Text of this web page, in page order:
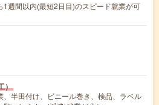
1週間以内(最短2日目)のスピード就業が可
）
、半田付け、ビニール巻き、検品、ラベル